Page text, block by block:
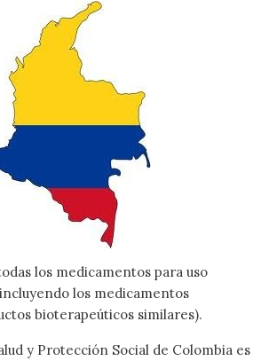
los medicamentos para uso
los medicamentos
bioterapeúticos similares).
y Protección Social de Colombia es